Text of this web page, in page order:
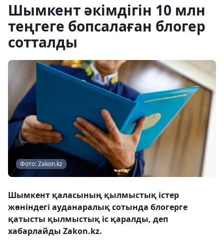
Шымкент әкімдігін 10 млн
теңгеге бопсалаған блогер
сотталды
Фото: Zakon.kz
Шымкент қаласының қылмыстық істер
жөніндегі ауданаралық сотында блогерге
қатысты қылмыстық іс қаралды, деп
хабарлайды Zakon.kz.